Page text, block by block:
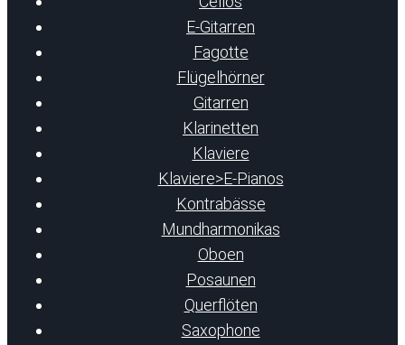
E-Gitarren
Fagotte
Flügelhörner
Gitarren
Klarinetten
Klaviere
Klaviere>E-Pianos
Kontrabässe
Mundharmonikas
Oboen
Posaunen
Querflöten
Saxophone